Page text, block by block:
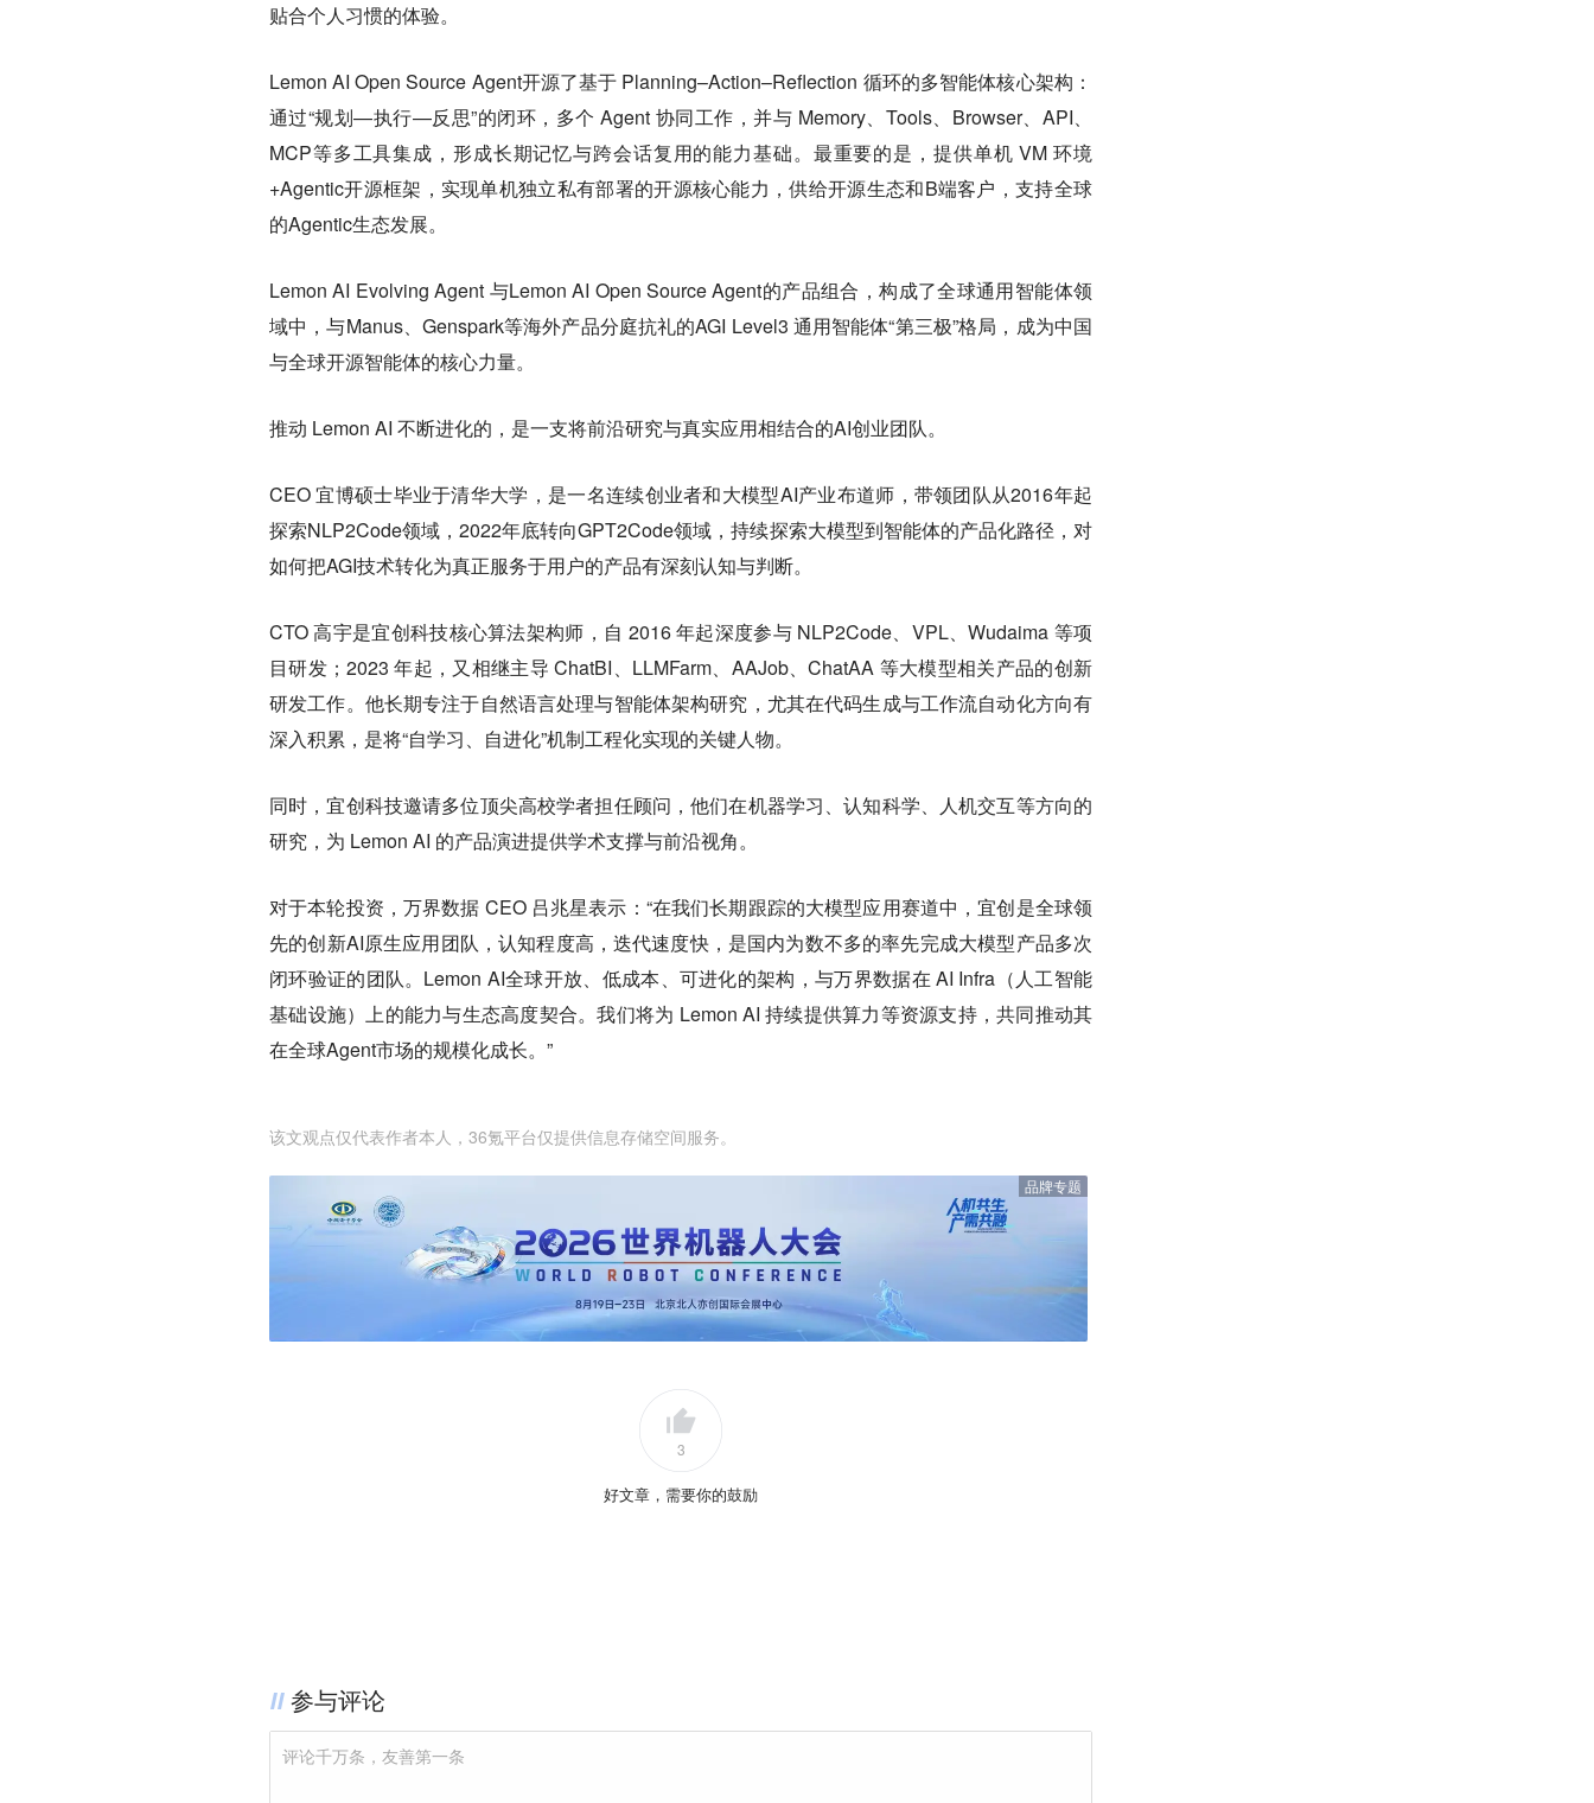
贴合个人习惯的体验。
Lemon AI Open Source Agent开源了基于 Planning–Action–Reflection 循环的多智能体核心架构：
通过“规划—执行—反思”的闭环，多个 Agent 协同工作，并与 Memory、Tools、Browser、API、
MCP等多工具集成，形成长期记忆与跨会话复用的能力基础。最重要的是，提供单机 VM 环境
+Agentic开源框架，实现单机独立私有部署的开源核心能力，供给开源生态和B端客户，支持全球
的Agentic生态发展。
Lemon AI Evolving Agent 与Lemon AI Open Source Agent的产品组合，构成了全球通用智能体领
域中，与Manus、Genspark等海外产品分庭抗礼的AGI Level3 通用智能体“第三极”格局，成为中国
与全球开源智能体的核心力量。
推动 Lemon AI 不断进化的，是一支将前沿研究与真实应用相结合的AI创业团队。
CEO 宜博硕士毕业于清华大学，是一名连续创业者和大模型AI产业布道师，带领团队从2016年起
探索NLP2Code领域，2022年底转向GPT2Code领域，持续探索大模型到智能体的产品化路径，对
如何把AGI技术转化为真正服务于用户的产品有深刻认知与判断。
CTO 高宇是宜创科技核心算法架构师，自 2016 年起深度参与 NLP2Code、VPL、Wudaima 等项
目研发；2023 年起，又相继主导 ChatBI、LLMFarm、AAJob、ChatAA 等大模型相关产品的创新
研发工作。他长期专注于自然语言处理与智能体架构研究，尤其在代码生成与工作流自动化方向有
深入积累，是将“自学习、自进化”机制工程化实现的关键人物。
同时，宜创科技邀请多位顶尖高校学者担任顾问，他们在机器学习、认知科学、人机交互等方向的
研究，为 Lemon AI 的产品演进提供学术支撑与前沿视角。
对于本轮投资，万界数据 CEO 吕兆星表示：“在我们长期跟踪的大模型应用赛道中，宜创是全球领
先的创新AI原生应用团队，认知程度高，迭代速度快，是国内为数不多的率先完成大模型产品多次
闭环验证的团队。Lemon AI全球开放、低成本、可进化的架构，与万界数据在 AI Infra（人工智能
基础设施）上的能力与生态高度契合。我们将为 Lemon AI 持续提供算力等资源支持，共同推动其
在全球Agent市场的规模化成长。”
该文观点仅代表作者本人，36氪平台仅提供信息存储空间服务。
品牌专题
3
好文章，需要你的鼓励
参与评论
评论千万条，友善第一条